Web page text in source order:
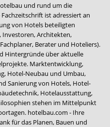
und rund um die
ist adressiert an
von Hotels beteiligten
Investoren, Architekten,
Berater und Hoteliers).
Hintergründe über aktuelle
Marktentwicklung,
Hotel-Neubau und Umbau,
Sanierung von Hotels, Hotel-
Hotelausstattung,
stehen im Mittelpunkt
hotelbau.com - Ihre
für das Planen, Bauen und